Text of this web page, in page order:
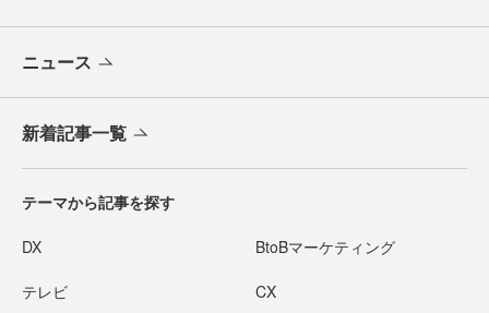
ニュース
新着記事一覧
テーマから記事を探す
DX BtoBマーケティング
テレビ CX